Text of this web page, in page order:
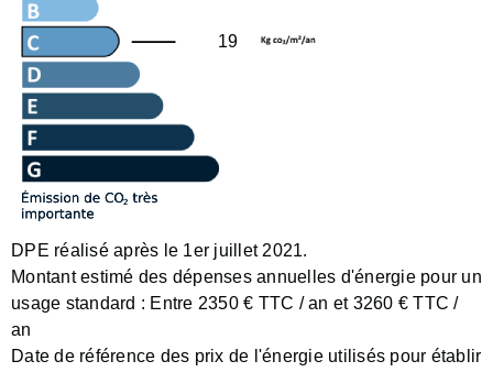
19
DPE réalisé après le 1er juillet 2021.
Montant estimé des dépenses annuelles d'énergie pour un
usage standard : Entre 2350 € TTC / an et 3260 € TTC /
an
Date de référence des prix de l'énergie utilisés pour établir